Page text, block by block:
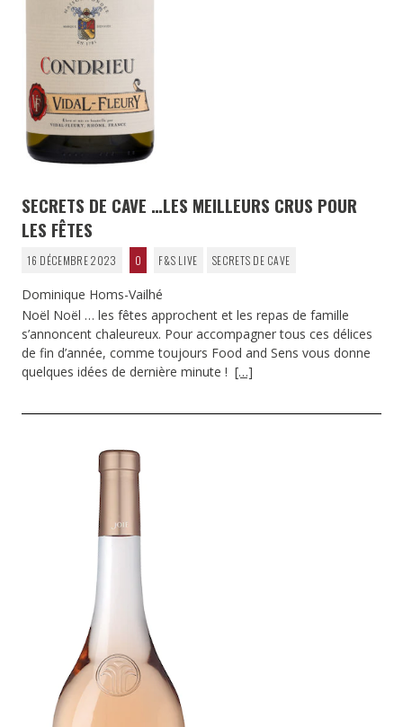
SECRETS DE CAVE …LES MEILLEURS CRUS POUR
LES FÊTES
16 DÉCEMBRE 2023 0 F&S LIVE SECRETS DE CAVE
Dominique Homs-Vailhé
Noël Noël … les fêtes approchent et les repas de famille
s’annoncent chaleureux. Pour accompagner tous ces délices
de fin d’année, comme toujours Food and Sens vous donne
quelques idées de dernière minute ! […]